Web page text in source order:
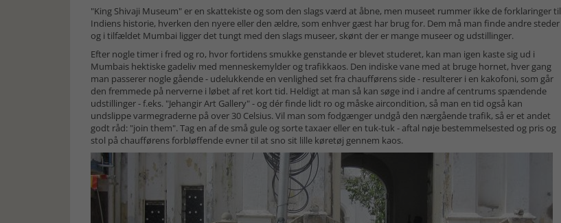
"King Shivaji Museum" er en skattekiste og som den slags værd at åbne, men museet rummer ikke de forklaringer til
Indiens historie, hverken den nyere eller den ældre, som enhver gæst har brug for. Dem må man finde andre steder
og i tilfældet Mumbai ligger det tungt med den slags museer, skønt der er mange museer og udstillinger.
Efter nogle timer i fred og ro, hvor fortidens smukke genstande er blevet studeret, kan man igen kaste sig ud i
Mumbais hektiske gadeliv med menneskemylder og trafikkaos. Den indiske vane med at bruge hornet, hver gang
man passerer nogle gående - udelukkende en venlighed set fra chaufførens side - resulterer i en kakofoni, som går
den fremmede på nerverne i løbet af ret kort tid. Heldigt at man så kan søge ind i andre af centrums spændende
udstillinger - f.eks. "Jehangir Art Gallery" - og dér finde lidt ro og måske aircondition, så man en tid også kan
undslippe varmegraderne på over 30 Celsius. Vil man som fodgænger undgå den nærgående trafik, så er et andet
godt råd: "join them". Tag en af de små gule og sorte taxaer eller en tuk-tuk - aftal nøje bestemmelsested og pris og
stol på chaufførens forbløffende evner til at sno sit lille køretøj gennem kaos.